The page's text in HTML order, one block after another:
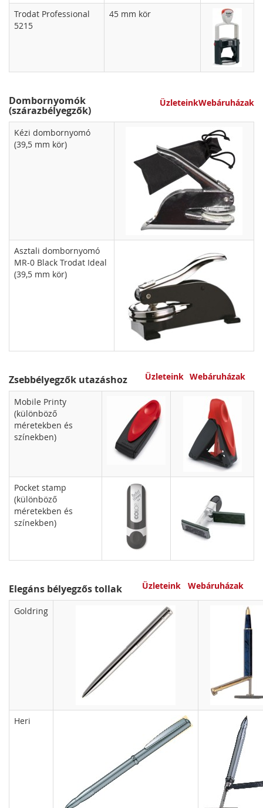
Trodat Professional
5215
45 mm kör
Dombornyomók
(szárazbélyegzők)
ÜzleteinkWebáruházak
Kézi dombornyomó
(39,5 mm kör)
Asztali dombornyomó
MR-0 Black Trodat Ideal
(39,5 mm kör)
Zsebbélyegzők utazáshoz Üzleteink Webáruházak
Mobile Printy
(különböző
méretekben és
színekben)
Pocket stamp
(különböző
méretekben és
színekben)
Elegáns bélyegzős tollak Üzleteink Webáruházak
Goldring
Heri